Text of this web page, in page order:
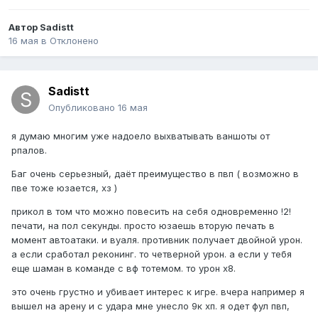
Автор Sadistt
16 мая в Отклонено
Sadistt
Опубликовано 16 мая
я думаю многим уже надоело выхватывать ваншоты от
рпалов.
Баг очень серьезный, даёт преимущество в пвп ( возможно в
пве тоже юзается, хз )
прикол в том что можно повесить на себя одновременно !2!
печати, на пол секунды. просто юзаешь вторую печать в
момент автоатаки. и вуаля. противник получает двойной урон.
а если сработал реконинг. то четверной урон. а если у тебя
еще шаман в команде с вф тотемом. то урон х8.
это очень грустно и убивает интерес к игре. вчера например я
вышел на арену и с удара мне унесло 9к хп. я одет фул пвп,